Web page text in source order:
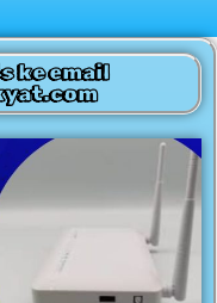
ke email